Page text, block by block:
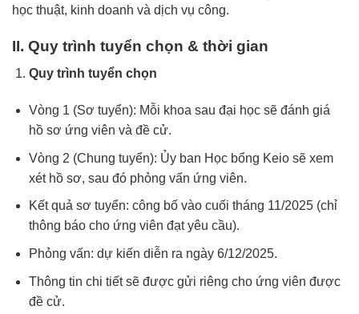
học thuật, kinh doanh và dịch vụ công.
II. Quy trình tuyển chọn & thời gian
Quy trình tuyển chọn
Vòng 1 (Sơ tuyển): Mỗi khoa sau đại học sẽ đánh giá
hồ sơ ứng viên và đề cử.
Vòng 2 (Chung tuyển): Ủy ban Học bổng Keio sẽ xem
xét hồ sơ, sau đó phỏng vấn ứng viên.
Kết quả sơ tuyển: công bố vào cuối tháng 11/2025 (chỉ
thông báo cho ứng viên đạt yêu cầu).
Phỏng vấn: dự kiến diễn ra ngày 6/12/2025.
Thông tin chi tiết sẽ được gửi riêng cho ứng viên được
đề cử.